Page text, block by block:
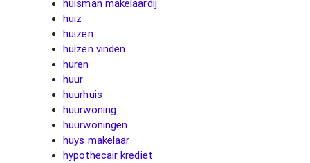
huisman makelaardij
huiz
huizen
huizen vinden
huren
huur
huurhuis
huurwoning
huurwoningen
huys makelaar
hypothecair krediet